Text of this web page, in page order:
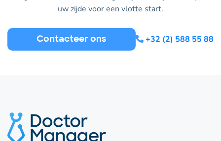
uw zijde voor een vlotte start.
Contacteer ons +32 (2) 588 55 88